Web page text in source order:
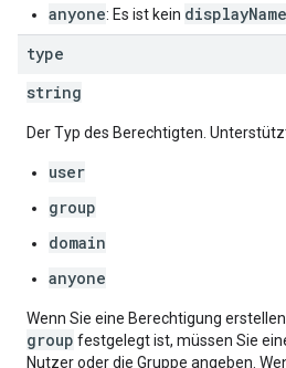
anyone: Es ist kein displayName
type
string
Der Typ des Berechtigten.
user
group
domain
anyone
Wenn Sie eine Berechtigung
group festgelegt ist, müssen Sie
Nutzer oder die Gruppe angeben.